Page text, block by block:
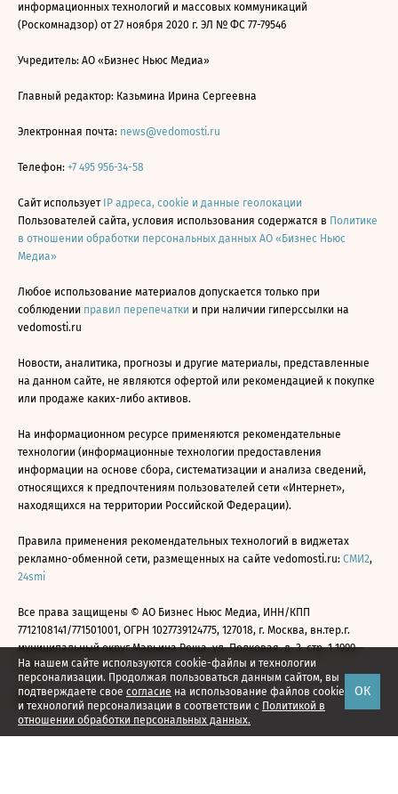
На нашем сайте используются cookie-файлы и технологии
персонализации. Продолжая пользоваться данным сайтом, вы
подтверждаете свое согласие на использование файлов cookie
и технологий персонализации в соответствии с Политикой в
отношении обработки персональных данных.
ОК
информационных технологий и массовых коммуникаций
(Роскомнадзор) от 27 ноября 2020 г. ЭЛ № ФС 77-79546
Учредитель: АО «Бизнес Ньюс Медиа»
Главный редактор: Казьмина Ирина Сергеевна
Электронная почта: news@vedomosti.ru
Телефон: +7 495 956-34-58
Сайт использует IP адреса, cookie и данные геолокации
Пользователей сайта, условия использования содержатся в Политике
в отношении обработки персональных данных АО «Бизнес Ньюс
Медиа»
Любое использование материалов допускается только при
соблюдении правил перепечатки и при наличии гиперссылки на
vedomosti.ru
Новости, аналитика, прогнозы и другие материалы, представленные
на данном сайте, не являются офертой или рекомендацией к покупке
или продаже каких-либо активов.
На информационном ресурсе применяются рекомендательные
технологии (информационные технологии предоставления
информации на основе сбора, систематизации и анализа сведений,
относящихся к предпочтениям пользователей сети «Интернет»,
находящихся на территории Российской Федерации).
Правила применения рекомендательных технологий в виджетах
рекламно-обменной сети, размещенных на сайте vedomosti.ru: СМИ2,
24smi
Все права защищены © АО Бизнес Ньюс Медиа, ИНН/КПП
7712108141/771501001, ОГРН 1027739124775, 127018, г. Москва, вн.тер.г.
муниципальный округ Марьина Роща, ул. Полковая, д. 3, стр. 1 1999—
2026